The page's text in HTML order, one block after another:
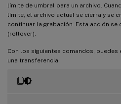
límite de umbral para un archivo.
límite, el archivo actual se cierra y se
continuar la grabación. Esta acción se
(rollover).
Con los siguientes comandos,
una transferencia: